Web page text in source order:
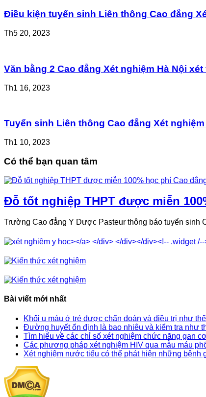
Điều kiện tuyển sinh Liên thông Cao đẳng
Th5 20, 2023
Văn bằng 2 Cao đẳng Xét nghiệm Hà Nội
Th1 16, 2023
Tuyển sinh Liên thông Cao đẳng Xét
Th1 10, 2023
Có thể bạn quan tâm
Đỗ tốt nghiệp THPT được miễn
Trường Cao đẳng Y Dược Pasteur thông báo tuyển sinh
Bài viết mới nhất
Khối u máu ở trẻ được chẩn đoán và điều trị như
Đường huyết ổn định là bao nhiêu và kiểm tra như
Tìm hiểu về các chỉ số xét nghiệm chức năng gan
Các phương pháp xét nghiệm HIV qua mẫu máu
Xét nghiệm nước tiểu có thể phát hiện những bệnh